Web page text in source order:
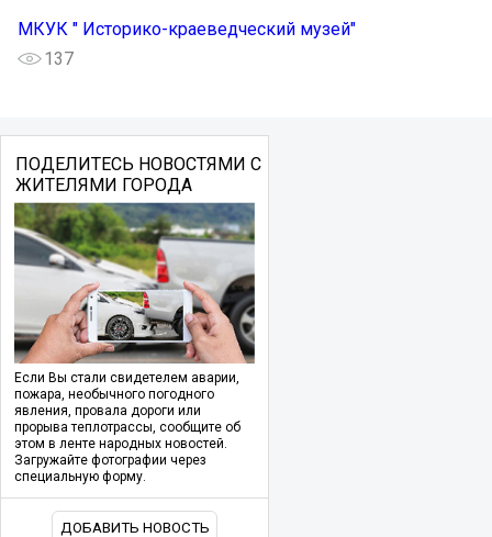
МКУК " Историко-краеведческий музей"
137
ПОДЕЛИТЕСЬ НОВОСТЯМИ С
ЖИТЕЛЯМИ ГОРОДА
Если Вы стали свидетелем аварии,
пожара, необычного погодного
явления, провала дороги или
прорыва теплотрассы, сообщите об
этом в ленте народных новостей.
Загружайте фотографии через
специальную форму.
ДОБАВИТЬ НОВОСТЬ